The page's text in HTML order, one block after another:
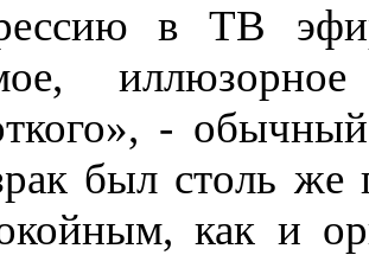
в ТВ
-
был столь же
как и